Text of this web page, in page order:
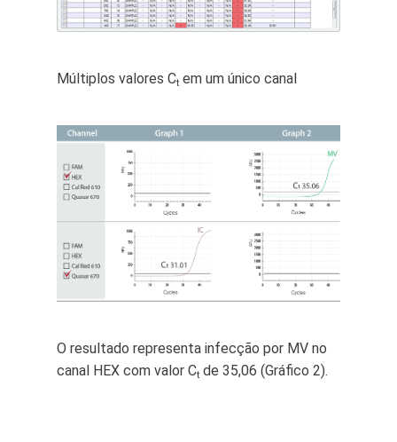
Múltiplos valores Ct em um único canal
O resultado representa infecção por MV no
canal HEX com valor Ct de 35,06 (Gráfico 2).